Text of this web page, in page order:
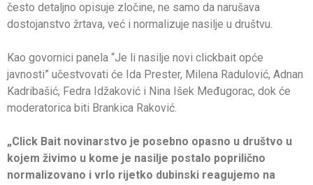
često detaljno opisuje zločine, ne samo da narušava
dostojanstvo žrtava, već i normalizuje nasilje u društvu.
Kao govornici panela “Je li nasilje novi clickbait opće
javnosti” učestvovati će Ida Prester, Milena Radulović, Adnan
Kadribašić, Fedra Idžaković i Nina Išek Međugorac, dok će
moderatorica biti Brankica Raković.
„Click Bait novinarstvo je posebno opasno u društvo u
kojem živimo u kome je nasilje postalo poprilično
normalizovano i vrlo rijetko dubinski reagujemo na